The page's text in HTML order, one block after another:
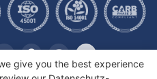
give you the best experience